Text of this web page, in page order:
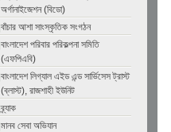
অর্গানাইজেশন (বিডো)
বাঁচার আশা সাংস্কৃতিক সংগঠন
বাংলাদেশ পরিবার পরিকল্পনা সমিতি
(এফপিএবি)
বাংলাদেশ লিগ্যাল এইড এন্ড সার্ভিসেস ট্রাস্ট
(ব্লাস্ট), রাজশাহী ইউনিট
ব্র্যাক
মানব সেবা অভিযান